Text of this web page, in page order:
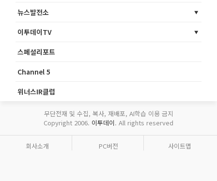
뉴스발전소
이투데이TV
스페셜리포트
Channel 5
위너스IR클럽
무단전재 및 수집, 복사, 재배포, AI학습 이용 금지
Copyright 2006. 이투데이. All rights reserved
회사소개 PC버전 사이트맵